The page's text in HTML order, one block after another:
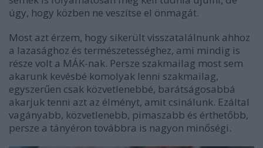
úgy, hogy közben ne veszítse el önmagát.
Most azt érzem, hogy sikerült visszatalálnunk ahhoz
a lazasághoz és természetességhez, ami mindig is
része volt a MÁK-nak. Persze szakmailag most sem
akarunk kevésbé komolyak lenni szakmailag,
egyszerűen csak közvetlenebbé, barátságosabbá
akarjuk tenni azt az élményt, amit csinálunk. Ezáltal
vagányabb, közvetlenebb, pimaszabb és érthetőbb,
persze a tányéron továbbra is nagyon minőségi.